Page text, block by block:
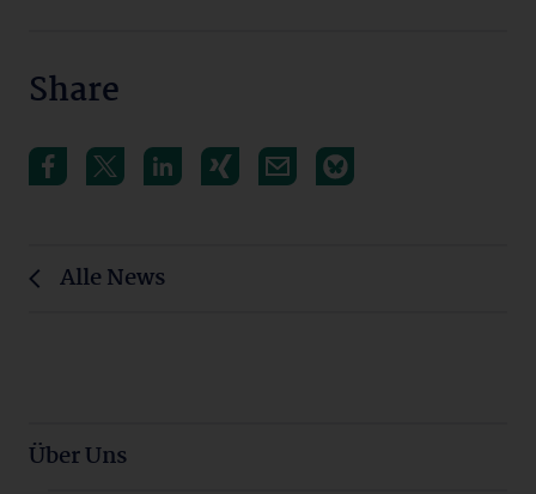
Share
Alle News
Über Uns